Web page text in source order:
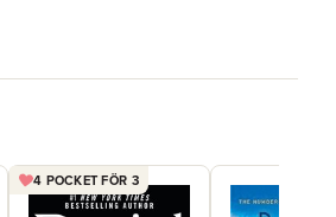
4 POCKET FÖR 3